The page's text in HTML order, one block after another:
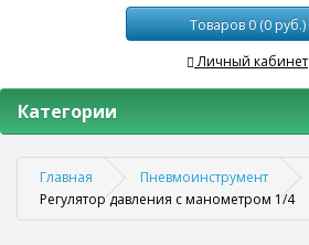
Товаров 0 (0 руб.)
Личный кабинет
Категории
Главная
Пневмоинструмент
Регулятор давления с манометром 1/4